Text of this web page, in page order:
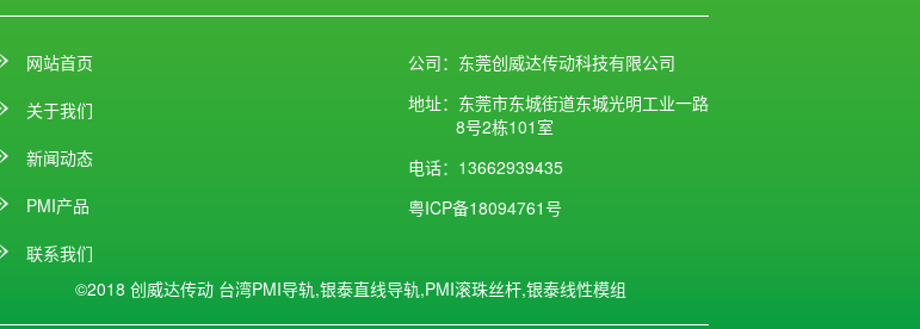
网站首页
关于我们
新闻动态
PMI产品
联系我们
公司：东莞创威达传动科技有限公司
地址：东莞市东城街道东城光明工业一路
8号2栋101室
电话：13662939435
粤ICP备18094761号
©2018 创威达传动 台湾PMI导轨,银泰直线导轨,PMI滚珠丝杆,银泰线性模组